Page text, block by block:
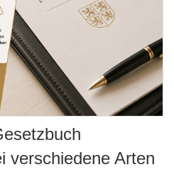
verschiedene Arten